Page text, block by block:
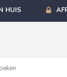
HUIS